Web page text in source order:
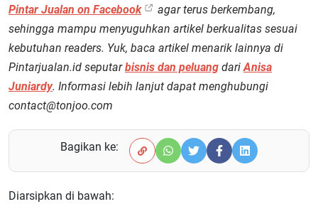
Pintar Jualan on Facebook
agar terus berkembang,
sehingga mampu menyuguhkan artikel berkualitas sesuai
kebutuhan readers. Yuk, baca artikel menarik lainnya di
Pintarjualan.id seputarbisnis dan peluang dariAnisa
Juniardy. Informasi lebih lanjut dapat menghubungi
contact@tonjoo.com
Bagikan ke:
Diarsipkan di bawah: